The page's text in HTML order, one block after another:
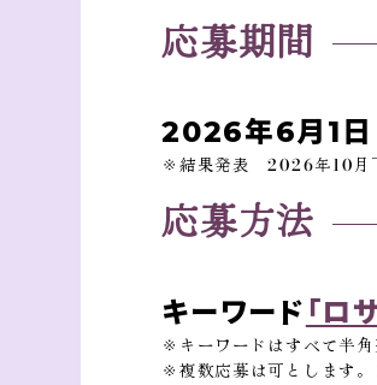
応募期間
2026年6月1日
※結果発表 2026年10月
応募方法
キーワード 「ロ
※キーワードはすべて半角
※複数応募は可とします。